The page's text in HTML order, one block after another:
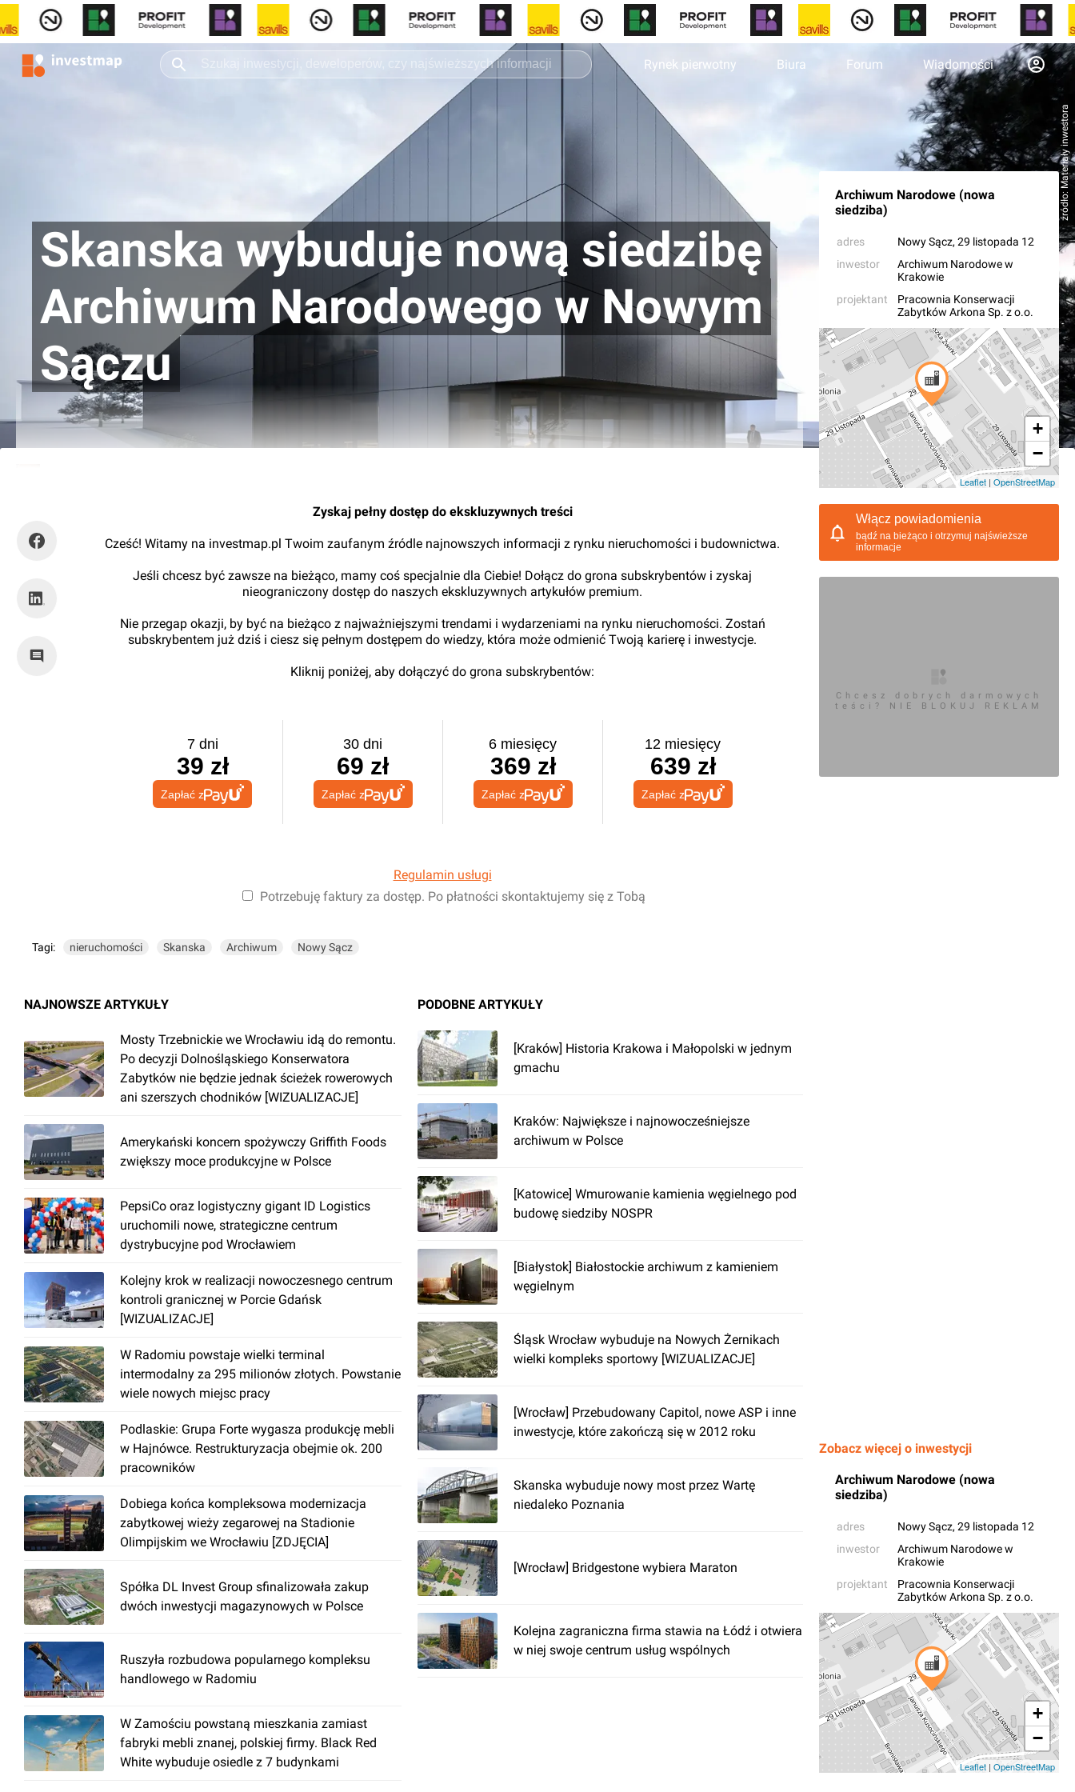
Rynek pierwotny Biura Forum Wiadomości
źródło: Materiały inwestora
Skanska wybuduje nową siedzibę
Archiwum Narodowego w Nowym
Sączu
Archiwum Narodowe (nowa
siedziba)
adres Nowy Sącz, 29 listopada 12
inwestor
Archiwum Narodowe w
Krakowie
projektant
Pracownia Konserwacji
Zabytków Arkona Sp. z o.o.
+
−
Leaflet | OpenStreetMap
Zyskaj pełny dostęp do ekskluzywnych treści
Cześć! Witamy na investmap.pl Twoim zaufanym źródle najnowszych informacji z rynku nieruchomości i budownictwa.
Jeśli chcesz być zawsze na bieżąco, mamy coś specjalnie dla Ciebie! Dołącz do grona subskrybentów i zyskaj
nieograniczony dostęp do naszych ekskluzywnych artykułów premium.
Nie przegap okazji, by być na bieżąco z najważniejszymi trendami i wydarzeniami na rynku nieruchomości. Zostań
subskrybentem już dziś i ciesz się pełnym dostępem do wiedzy, która może odmienić Twoją karierę i inwestycje.
Kliknij poniżej, aby dołączyć do grona subskrybentów:
7 dni
39 zł
Zapłać z
30 dni
69 zł
Zapłać z
6 miesięcy
369 zł
Zapłać z
12 miesięcy
639 zł
Zapłać z
Regulamin usługi
Potrzebuję faktury za dostęp. Po płatności skontaktujemy się z Tobą
Tagi: nieruchomości Skanska Archiwum Nowy Sącz
NAJNOWSZE ARTYKUŁY
Mosty Trzebnickie we Wrocławiu idą do remontu.
Po decyzji Dolnośląskiego Konserwatora
Zabytków nie będzie jednak ścieżek rowerowych
ani szerszych chodników [WIZUALIZACJE]
Amerykański koncern spożywczy Griffith Foods
zwiększy moce produkcyjne w Polsce
PepsiCo oraz logistyczny gigant ID Logistics
uruchomili nowe, strategiczne centrum
dystrybucyjne pod Wrocławiem
Kolejny krok w realizacji nowoczesnego centrum
kontroli granicznej w Porcie Gdańsk
[WIZUALIZACJE]
W Radomiu powstaje wielki terminal
intermodalny za 295 milionów złotych. Powstanie
wiele nowych miejsc pracy
Podlaskie: Grupa Forte wygasza produkcję mebli
w Hajnówce. Restrukturyzacja obejmie ok. 200
pracowników
Dobiega końca kompleksowa modernizacja
zabytkowej wieży zegarowej na Stadionie
Olimpijskim we Wrocławiu [ZDJĘCIA]
Spółka DL Invest Group sfinalizowała zakup
dwóch inwestycji magazynowych w Polsce
Ruszyła rozbudowa popularnego kompleksu
handlowego w Radomiu
W Zamościu powstaną mieszkania zamiast
fabryki mebli znanej, polskiej firmy. Black Red
White wybuduje osiedle z 7 budynkami
PODOBNE ARTYKUŁY
[Kraków] Historia Krakowa i Małopolski w jednym
gmachu
Kraków: Największe i najnowocześniejsze
archiwum w Polsce
[Katowice] Wmurowanie kamienia węgielnego pod
budowę siedziby NOSPR
[Białystok] Białostockie archiwum z kamieniem
węgielnym
Śląsk Wrocław wybuduje na Nowych Żernikach
wielki kompleks sportowy [WIZUALIZACJE]
[Wrocław] Przebudowany Capitol, nowe ASP i inne
inwestycje, które zakończą się w 2012 roku
Skanska wybuduje nowy most przez Wartę
niedaleko Poznania
[Wrocław] Bridgestone wybiera Maraton
Kolejna zagraniczna firma stawia na Łódź i otwiera
w niej swoje centrum usług wspólnych
Włącz powiadomienia
bądź na bieżąco i otrzymuj najświeższe
informacje
Chcesz dobrych darmowych
teści? NIE BLOKUJ REKLAM
Zobacz więcej o inwestycji
Archiwum Narodowe (nowa
siedziba)
adres Nowy Sącz, 29 listopada 12
inwestor
Archiwum Narodowe w
Krakowie
projektant
Pracownia Konserwacji
Zabytków Arkona Sp. z o.o.
+
−
Leaflet | OpenStreetMap